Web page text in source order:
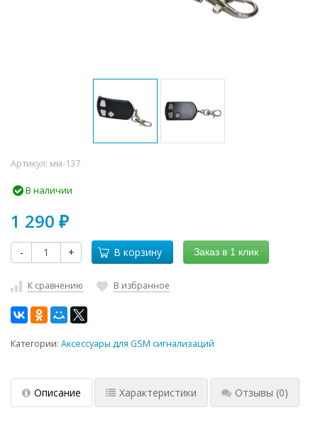
Артикул: мм-137
В наличии
1 290 ₽
- + В корзину Заказ в 1 клик
К сравнению В избранное
Категории: Аксессуары для GSM сигнализаций
Описание Характеристики Отзывы (0)